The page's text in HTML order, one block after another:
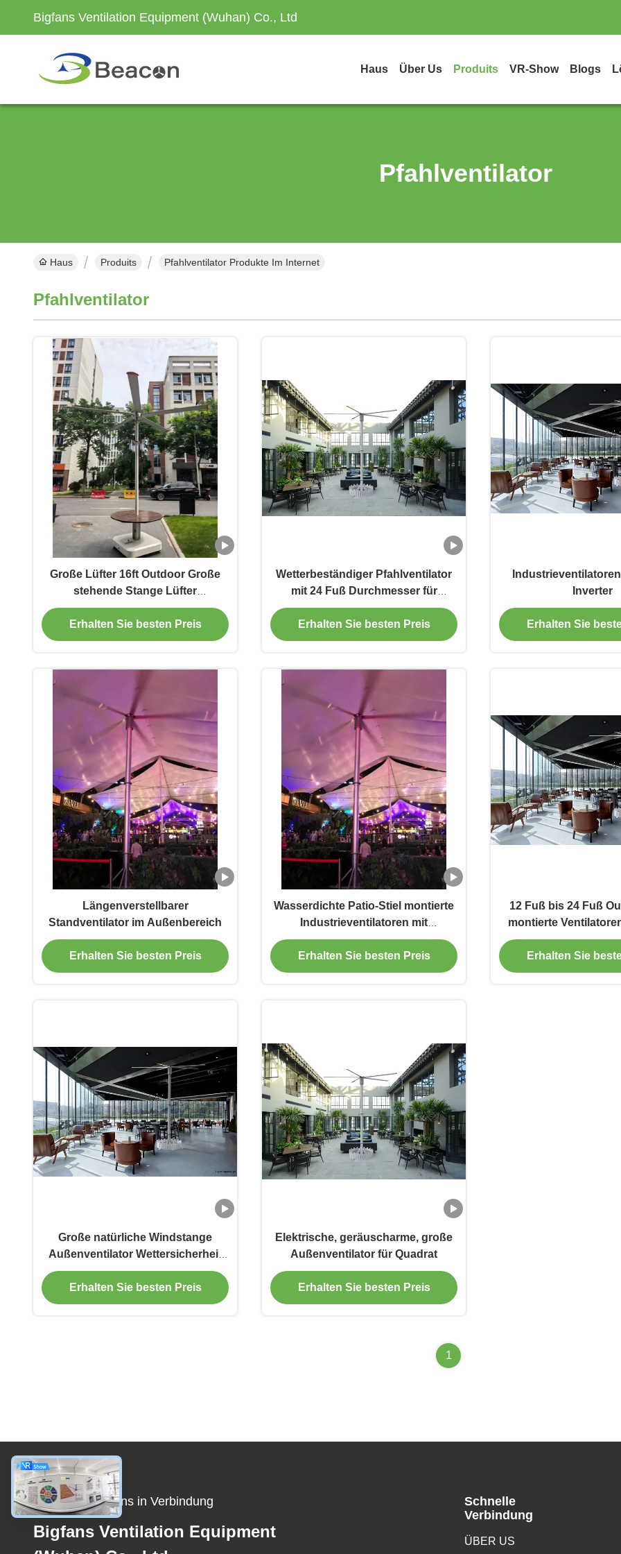
Bigfans Ventilation Equipment (Wuhan) Co., Ltd
Haus Über Us Produits VR-Show Blogs
Pfahlventilator
Haus Produits Pfahlventilator Produkte Im Internet
Pfahlventilator
Große Lüfter 16ft Outdoor Große
stehende Stange Lüfter
wasserdicht IP65
Erhalten Sie besten Preis
Wetterbeständiger Pfahlventilator
mit 24 Fuß Durchmesser für
Hochzeiten im Freien
Erhalten Sie besten Preis
Inverter
Erhalten Sie
Längenverstellbarer
Standventilator im Außenbereich
Erhalten Sie besten Preis
Wasserdichte Patio-Stiel montierte
Industrieventilatoren mit
Magnesium-Aluminium-Klingen
Erhalten Sie besten Preis
12 Fuß bis 24 Fuß
montierte
Terrassenventilator
Erhalten Sie
Große natürliche Windstange
Außenventilator Wettersicherheit
für Parks 5 Klingen
Erhalten Sie besten Preis
Elektrische, geräuscharme, große
Außenventilator für Quadrat
Erhalten Sie besten Preis
1
Treten Sie mit uns in Verbindung
Bigfans Ventilation Equipment
Schnelle
Verbindung
ÜBER US